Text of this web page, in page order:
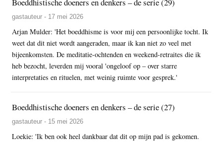
gastauteur - 17 mei 2026
Arjan Mulder: 'Het boeddhisme is voor mij een persoonlijke tocht. Ik
weet dat dit niet wordt aangeraden, maar ik kan niet zo veel met
bijeenkomsten. De meditatie-ochtenden en weekend-retraites die ik
heb bezocht, leverden mij vooral 'ongeloof op – over starre
interpretaties en rituelen, met weinig ruimte voor gesprek.'
Boeddhistische doeners en denkers – de serie (27)
gastauteur - 15 mei 2026
Loekie: 'Ik ben ook heel dankbaar dat dit op mijn pad is gekomen.